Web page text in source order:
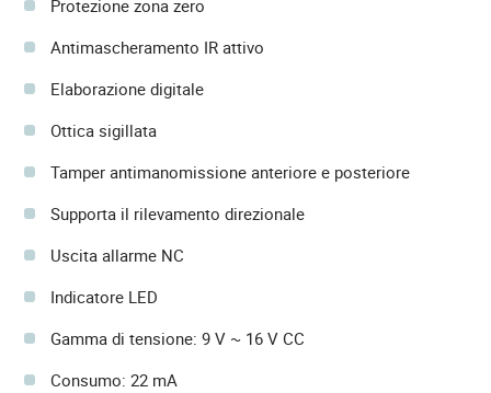
Protezione zona zero
Antimascheramento IR attivo
Elaborazione digitale
Ottica sigillata
Tamper antimanomissione anteriore e posteriore
Supporta il rilevamento direzionale
Uscita allarme NC
Indicatore LED
Gamma di tensione: 9 V ~ 16 V CC
Consumo: 22 mA